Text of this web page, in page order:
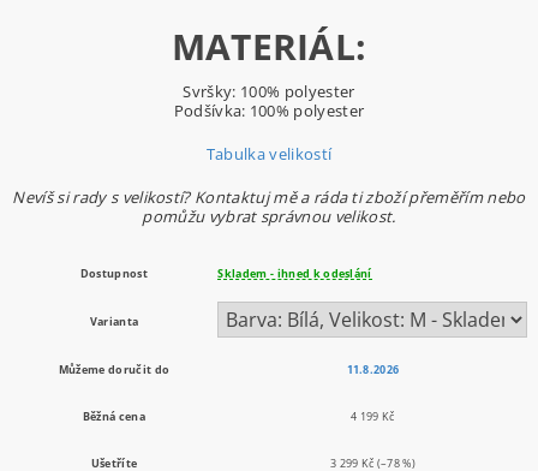
MATERIÁL:
Svršky: 100% polyester
Podšívka: 100% polyester
Tabulka velikostí
Nevíš si rady s velikostí? Kontaktuj mě a ráda ti zboží přeměřím nebo
pomůžu vybrat správnou velikost.
Dostupnost Skladem - ihned k odeslání
Varianta
Můžeme doručit do 11.8.2026
Běžná cena 4 199 Kč
Ušetříte 3 299 Kč (–78 %)